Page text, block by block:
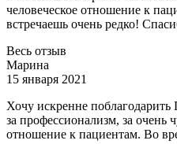
человеческое отношение к
встречаешь очень редко!
Весь отзыв
Марина
15 января 2021
Хочу искренне
за профессионализм, за очень
отношение к пациентам. Во